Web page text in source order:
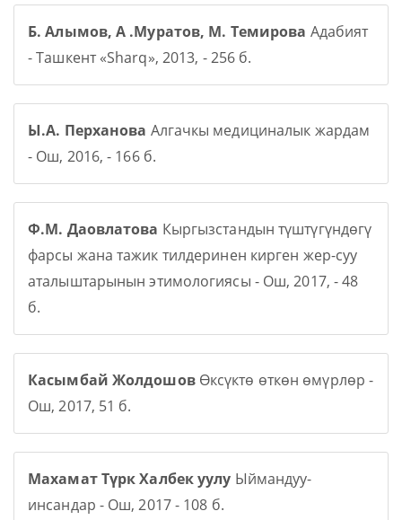
Б. Алымов, А .Муратов, М. Темирова Адабият
- Ташкент «Sharq», 2013, - 256 б.
Ы.А. Перханова Алгачкы медициналык жардам
- Ош, 2016, - 166 б.
Ф.М. Даовлатова Кыргызстандын түштүгүндөгү
фарсы жана тажик тилдеринен кирген жер-суу
аталыштарынын этимологиясы - Ош, 2017, - 48
б.
Касымбай Жолдошов Өксүктө өткөн өмүрлөр -
Ош, 2017, 51 б.
Махамат Түрк Халбек уулу Ыймандуу-
инсандар - Ош, 2017 - 108 б.